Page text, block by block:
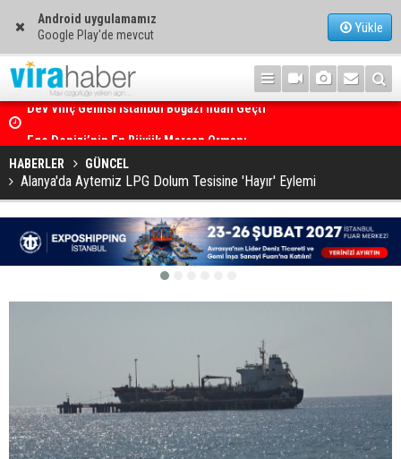
Android uygulamamız
Google Play'de mevcut
Yükle
HABERLER GÜNCEL
Alanya'da Aytemiz LPG Dolum Tesisine 'Hayır' Eylemi